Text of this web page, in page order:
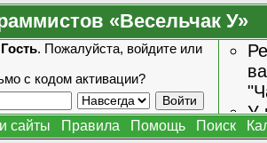
«Весельчак У»
Гость. Пожалуйста, войдите или
с кодом активации?
У
сайты Правила Помощь Поиск